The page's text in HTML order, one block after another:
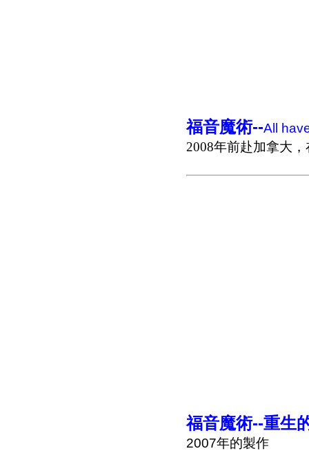
福音魔術--All
2008年前赴加拿大
福音魔術--重生
2007年的製作